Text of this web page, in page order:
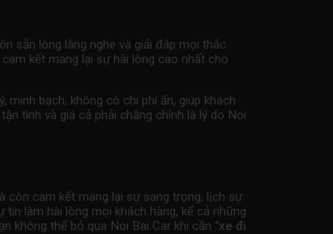
sẵn lòng lắng nghe và giải đáp mọi thắc
kết mang lại sự hài lòng cao nhất cho
minh bạch, không có chi phí ẩn, giúp khách
tình và giá cả phải chăng chính là lý do Noi
còn cam kết mang lại sự sang trọng, lịch sự
làm hài lòng mọi khách hàng, kể cả những
không thể bỏ qua Noi Bai Car khi cần “xe đi